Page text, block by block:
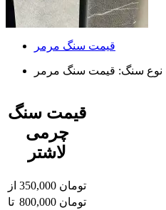
قیمت سنگ مرمر
نوع سنگ: قیمت سنگ مرمر
قیمت سنگ
چرمی
لاشتر
از 350,000 تومان
تا 800,000 تومان